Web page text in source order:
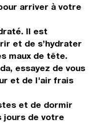
arriver à votre
Il est
et de s’hydrater
maux de tête.
essayez de vous
et de l'air frais
et de dormir
jours de votre